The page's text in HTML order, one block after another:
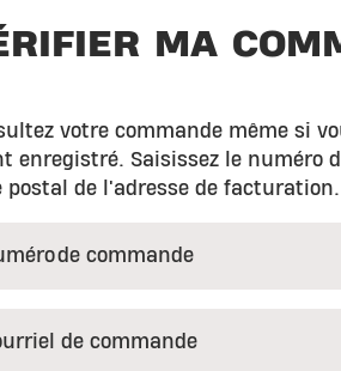
MA
votre commande même si
enregistré. Saisissez le numéro
postal de l'adresse de facturation.
de commande
de commande